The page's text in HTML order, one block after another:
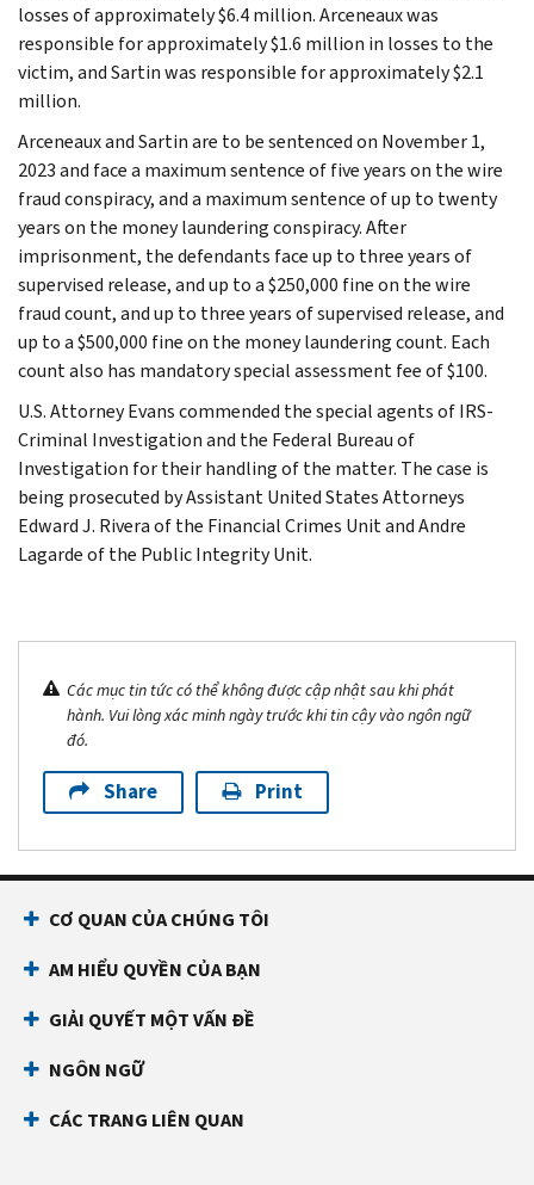
losses of approximately $6.4 million. Arceneaux was
responsible for approximately $1.6 million in losses to the
victim, and Sartin was responsible for approximately $2.1
million.
Arceneaux and Sartin are to be sentenced on November 1,
2023 and face a maximum sentence of five years on the wire
fraud conspiracy, and a maximum sentence of up to twenty
years on the money laundering conspiracy. After
imprisonment, the defendants face up to three years of
supervised release, and up to a $250,000 fine on the wire
fraud count, and up to three years of supervised release, and
up to a $500,000 fine on the money laundering count. Each
count also has mandatory special assessment fee of $100.
U.S. Attorney Evans commended the special agents of IRS-
Criminal Investigation and the Federal Bureau of
Investigation for their handling of the matter. The case is
being prosecuted by Assistant United States Attorneys
Edward J. Rivera of the Financial Crimes Unit and Andre
Lagarde of the Public Integrity Unit.
Các mục tin tức có thể không được cập nhật sau khi phát
hành. Vui lòng xác minh ngày trước khi tin cậy vào ngôn ngữ
đó.
Share Print
CƠ QUAN CỦA CHÚNG TÔI
AM HIỂU QUYỀN CỦA BẠN
GIẢI QUYẾT MỘT VẤN ĐỀ
NGÔN NGỮ
CÁC TRANG LIÊN QUAN